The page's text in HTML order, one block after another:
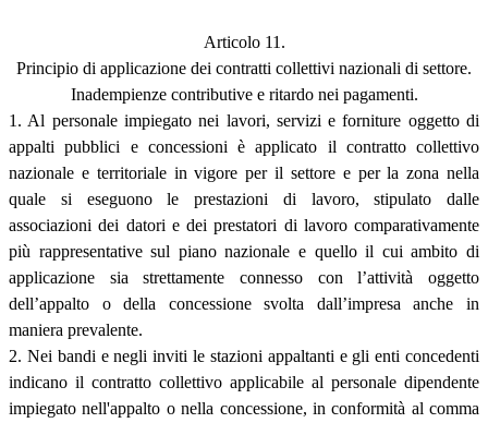
Articolo 11.
Principio di applicazione dei contratti collettivi nazionali di settore.
Inadempienze contributive e ritardo nei pagamenti.
1. Al personale impiegato nei lavori, servizi e forniture oggetto di
appalti pubblici e concessioni è applicato il contratto collettivo
nazionale e territoriale in vigore per il settore e per la zona nella
quale si eseguono le prestazioni di lavoro, stipulato dalle
associazioni dei datori e dei prestatori di lavoro comparativamente
più rappresentative sul piano nazionale e quello il cui ambito di
applicazione sia strettamente connesso con l’attività oggetto
dell’appalto o della concessione svolta dall’impresa anche in
maniera prevalente.
2. Nei bandi e negli inviti le stazioni appaltanti e gli enti concedenti
indicano il contratto collettivo applicabile al personale dipendente
impiegato nell'appalto o nella concessione, in conformità al comma